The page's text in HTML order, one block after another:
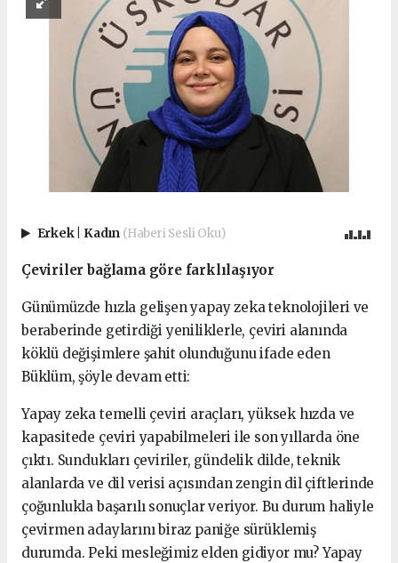
Erkek Kadın (Haberi Sesli Oku)
Çeviriler bağlama göre farklılaşıyor
Günümüzde hızla gelişen yapay zeka teknolojileri ve
beraberinde getirdiği yeniliklerle, çeviri alanında
köklü değişimlere şahit olunduğunu ifade eden
Büklüm, şöyle devam etti:
Yapay zeka temelli çeviri araçları, yüksek hızda ve
kapasitede çeviri yapabilmeleri ile son yıllarda öne
çıktı. Sundukları çeviriler, gündelik dilde, teknik
alanlarda ve dil verisi açısından zengin dil çiftlerinde
çoğunlukla başarılı sonuçlar veriyor. Bu durum haliyle
çevirmen adaylarını biraz paniğe sürüklemiş
durumda. Peki mesleğimiz elden gidiyor mu? Yapay